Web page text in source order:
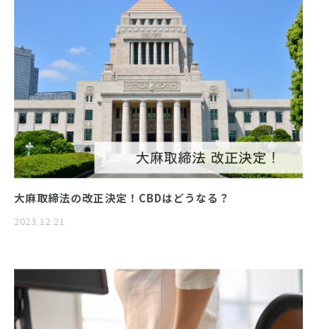
大麻取締法の改正決定！CBDはどうなる？
2023.12.21